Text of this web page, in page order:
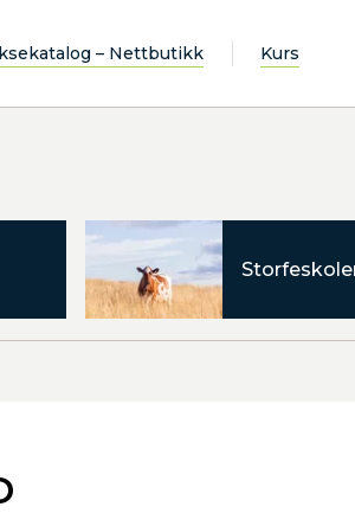
– Nettbutikk Kurs